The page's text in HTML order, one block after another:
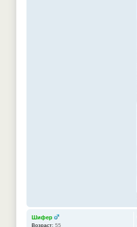
Шифер
Возраст: 55